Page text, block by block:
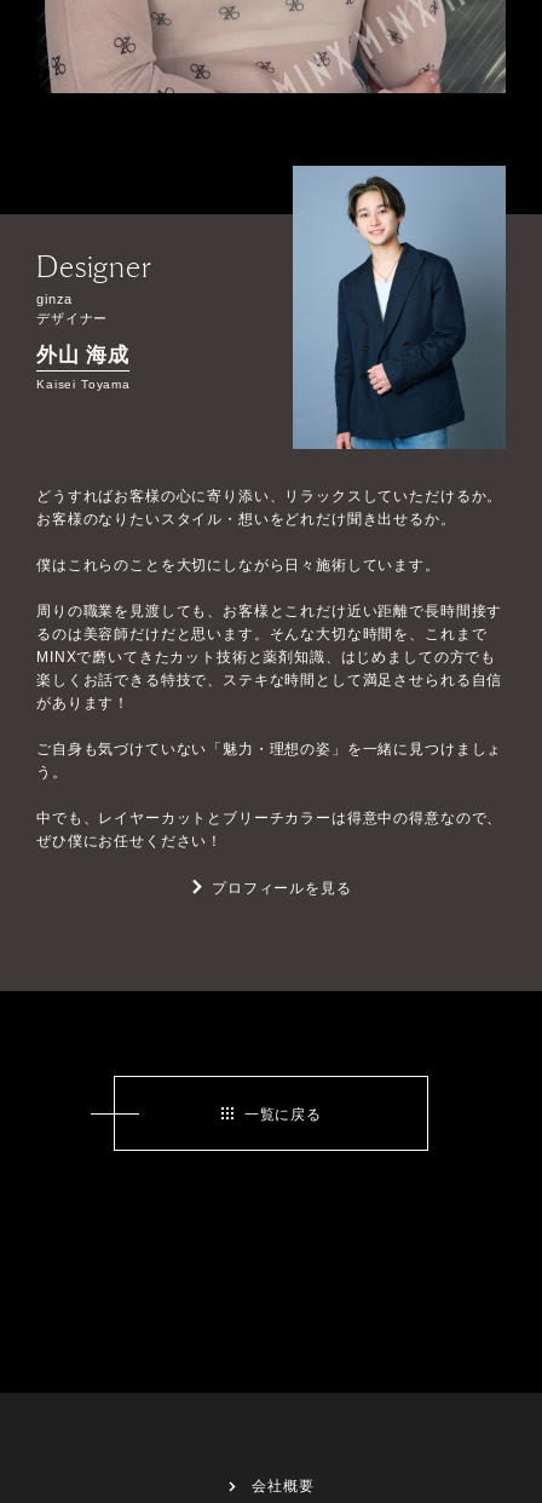
Designer
ginza
デザイナー
外山 海成
Kaisei Toyama
どうすればお客様の心に寄り添い、リラックスしていただけるか。
お客様のなりたいスタイル・想いをどれだけ聞き出せるか。
僕はこれらのことを大切にしながら日々施術しています。
周りの職業を見渡しても、お客様とこれだけ近い距離で長時間接す
るのは美容師だけだと思います。そんな大切な時間を、これまで
MINXで磨いてきたカット技術と薬剤知識、はじめましての方でも
楽しくお話できる特技で、ステキな時間として満足させられる自信
があります！
ご自身も気づけていない「魅力・理想の姿」を一緒に見つけましょ
う。
中でも、レイヤーカットとブリーチカラーは得意中の得意なので、
ぜひ僕にお任せください！
プロフィールを見る
一覧に戻る
会社概要